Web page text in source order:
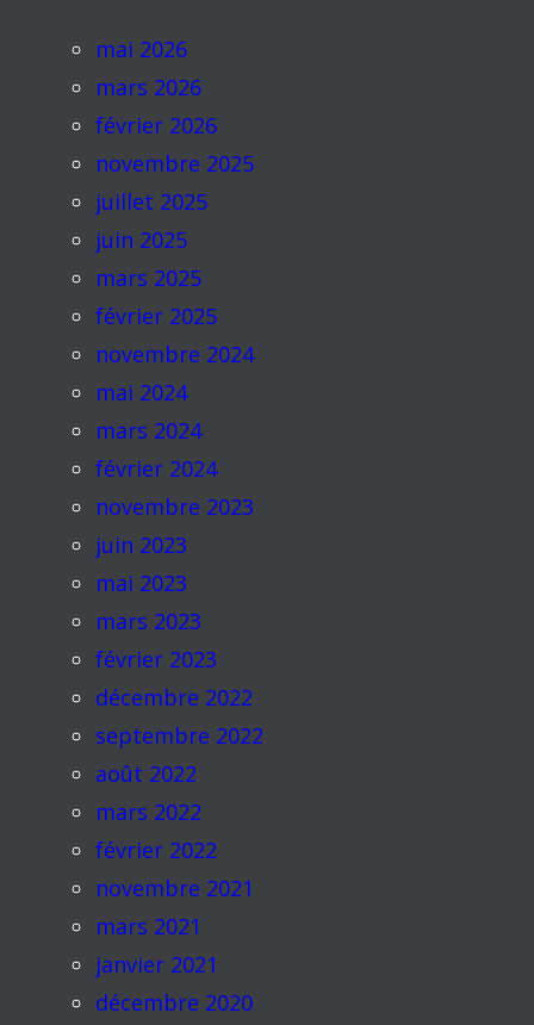
mai 2026
mars 2026
février 2026
novembre 2025
juillet 2025
juin 2025
mars 2025
février 2025
novembre 2024
mai 2024
mars 2024
février 2024
novembre 2023
juin 2023
mai 2023
mars 2023
février 2023
décembre 2022
septembre 2022
août 2022
mars 2022
février 2022
novembre 2021
mars 2021
janvier 2021
décembre 2020